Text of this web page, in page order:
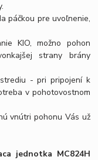
páčkou pre uvoľnenie,
KIO, možno pohon
strany brány
- pri pripojení k
v pohotovostnom
vnútri pohonu Vás už
jednotka MC824H